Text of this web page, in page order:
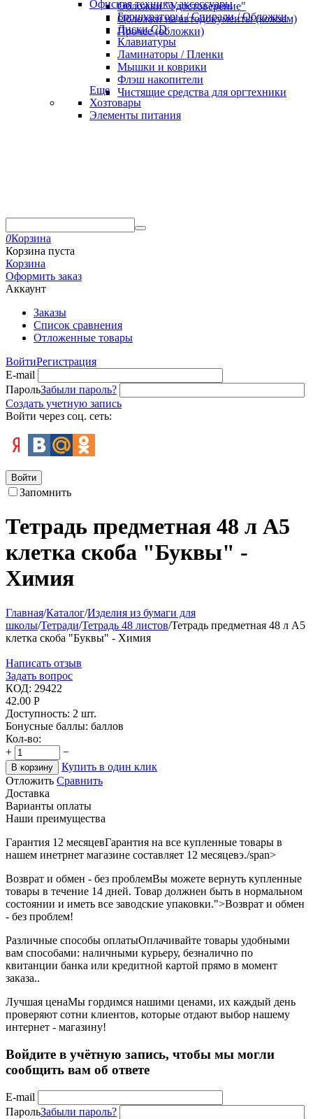
Обложки "Удостоверение"
Обложки на автодокументы (кожзам)
Прочее (обложки)
Офисная техника, аксессуары
Брошураторы / Спирали / Обложки
Диски CD
Клавиатуры
Ламинаторы / Пленки
Мышки и коврики
Флэш накопители
Чистящие средства для оргтехники
Еще
Хозтовары
Элементы питания
0Корзина
Корзина пуста
Корзина
Оформить заказ
Аккаунт
Заказы
Список сравнения
Отложенные товары
ВойтиРегистрация
E-mail
ПарольЗабыли пароль?
Создать учетную запись
Войти через соц. сеть:
Войти
Запомнить
Тетрадь предметная 48 л А5
клетка скоба "Буквы" -
Химия
Главная/Каталог/Изделия из бумаги для
школы/Тетради/Тетрадь 48 листов/Тетрадь предметная 48 л А5
клетка скоба "Буквы" - Химия
Написать отзыв
Задать вопрос
КОД: 29422
42.00 Р
Доступность: 2 шт.
Бонусные баллы: баллов
Кол-во:
+
−
В корзину
Купить в один клик
Отложить Сравнить
Доставка
Варианты оплаты
Наши преимущества
Гарантия 12 месяцевГарантия на все купленные товары в
нашем инетрнет магазине составляет 12 месяцевэ./span>
Возврат и обмен - без проблемВы можете вернуть купленные
товары в течение 14 дней. Товар должнен быть в нормальном
состоянии и иметь все заводские упаковки.">Возврат и обмен
- без проблем!
Различные способы оплатыОплачивайте товары удобными
вам способами: наличными курьеру, безналично по
квитанции банка или кредитной картой прямо в момент
заказа..
Лучшая ценаМы гордимся нашими ценами, их каждый день
проверяют сотни клиентов, которые отдают выбор нашему
интернет - магазину!
Войдите в учётную запись, чтобы мы могли
сообщить вам об ответе
E-mail
ПарольЗабыли пароль?